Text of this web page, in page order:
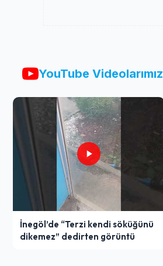
YouTube Videolarımız
İnegöl’de “Terzi kendi söküğünü
dikemez” dedirten görüntü